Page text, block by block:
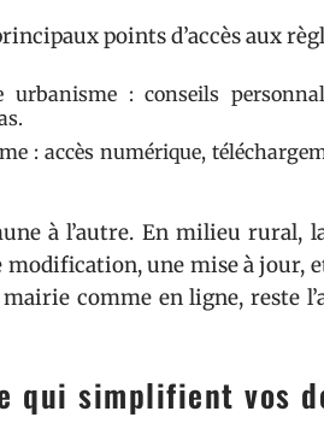
points d’accès aux
: conseils
: accès numérique,
à l’autre. En milieu rural,
une mise à jour,
comme en ligne, reste
qui simplifient vos